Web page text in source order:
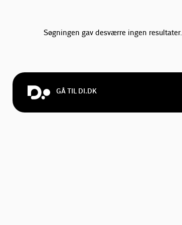
Søgningen gav desværre ingen resultater.
GÅ TIL DI.DK